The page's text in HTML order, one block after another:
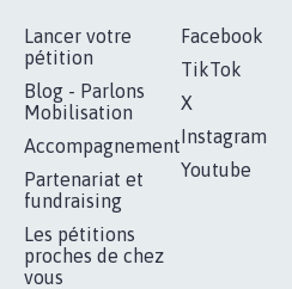
Lancer votre
pétition
Blog - Parlons
Mobilisation
Accompagnement
Partenariat et
fundraising
Les pétitions
proches de chez
vous
Facebook
TikTok
X
Instagram
Youtube